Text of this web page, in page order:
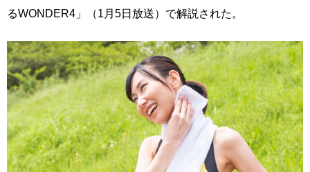
るWONDER4」（1月5日放送）で解説された。